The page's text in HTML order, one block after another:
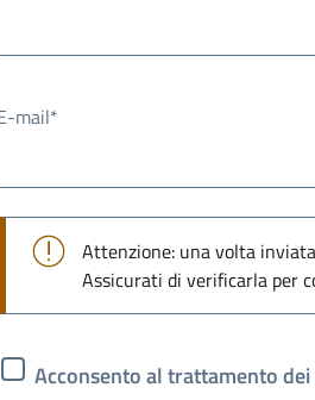
mail*
Attenzione: una volta
Assicurati di verificarla per
Acconsento al trattamento